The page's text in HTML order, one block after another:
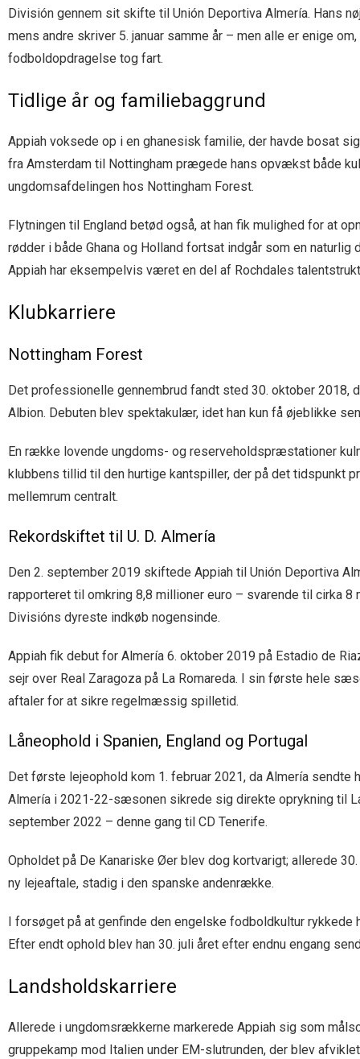
División gennem sit skifte til Unión Deportiva Almería. Hans
mens andre skriver 5. januar samme år – men alle er enige
fodboldopdragelse tog fart.
Tidlige år og familiebaggrund
Appiah voksede op i en ghanesisk familie, der havde bosat
fra Amsterdam til Nottingham prægede hans opvækst både
ungdomsafdelingen hos Nottingham Forest.
Flytningen til England betød også, at han fik mulighed for at
rødder i både Ghana og Holland fortsat indgår som en
Appiah har eksempelvis været en del af Rochdales
Klubkarriere
Nottingham Forest
Det professionelle gennembrud fandt sted 30. oktober 2018,
Albion. Debuten blev spektakulær, idet han kun få øjeblikke
En række lovende ungdoms- og reserveholdspræstationer
klubbens tillid til den hurtige kantspiller, der på det tidspunkt
mellemrum centralt.
Rekordskiftet til U. D. Almería
Den 2. september 2019 skiftede Appiah til Unión Deportiva
rapporteret til omkring 8,8 millioner euro – svarende til cirka
Divisións dyreste indkøb nogensinde.
Appiah fik debut for Almería 6. oktober 2019 på Estadio de
sejr over Real Zaragoza på La Romareda. I sin første hele
aftaler for at sikre regelmæssig spilletid.
Låneophold i Spanien, England og Portugal
Det første lejeophold kom 1. februar 2021, da Almería
Almería i 2021-22-sæsonen sikrede sig direkte oprykning til
september 2022 – denne gang til CD Tenerife.
Opholdet på De Kanariske Øer blev dog kortvarigt; allerede
ny lejeaftale, stadig i den spanske andenrække.
I forsøget på at genfinde den engelske fodboldkultur rykkede
Efter endt ophold blev han 30. juli året efter endnu engang
Landsholdskarriere
Allerede i ungdomsrækkerne markerede Appiah sig som
gruppekamp mod Italien under EM-slutrunden, der blev